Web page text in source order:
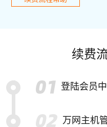
续费
登陆会员
万网主机